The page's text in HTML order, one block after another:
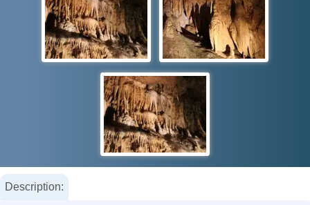
Description: